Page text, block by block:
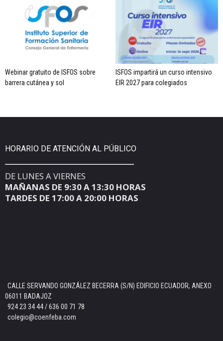
Webinar gratuito de ISFOS sobre
barrera cutánea y sol
ISFOS impartirá un curso intensivo
EIR 2027 para colegiados
HORARIO DE ATENCIÓN AL PÚBLICO
DE LUNES A VIERNES
MAÑANAS DE 9:30 A 13:30 HORAS
TARDES DE 17:00 A 20:00 HORAS
CALLE SERVANDO GONZÁLEZ BECERRA (S/N) EDIFICIO ECUADOR, ANEXO
06011 BADAJOZ
924 23 34 44 / 636 00 71 78
colegio@coenfeba.com